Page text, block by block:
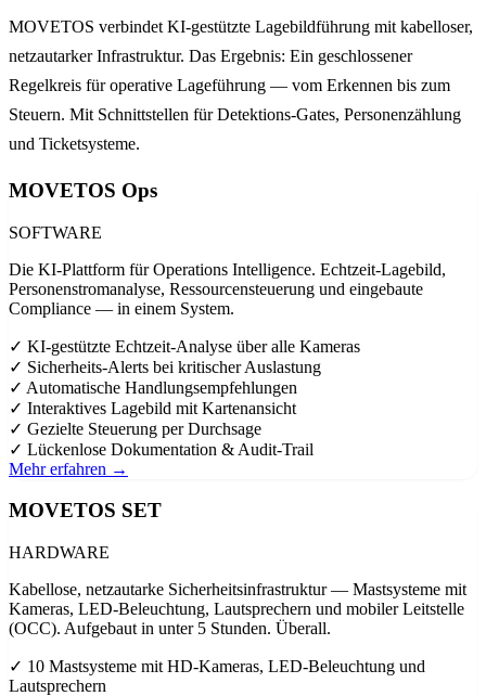
MOVETOS verbindet KI-gestützte Lagebildführung mit kabelloser,
netzautarker Infrastruktur. Das Ergebnis: Ein geschlossener
Regelkreis für operative Lageführung — vom Erkennen bis zum
Steuern. Mit Schnittstellen für Detektions-Gates, Personenzählung
und Ticketsysteme.
MOVETOS Ops
SOFTWARE
Die KI-Plattform für Operations Intelligence. Echtzeit-Lagebild,
Personenstromanalyse, Ressourcensteuerung und eingebaute
Compliance — in einem System.
✓ KI-gestützte Echtzeit-Analyse über alle Kameras
✓ Sicherheits-Alerts bei kritischer Auslastung
✓ Automatische Handlungsempfehlungen
✓ Interaktives Lagebild mit Kartenansicht
✓ Gezielte Steuerung per Durchsage
✓ Lückenlose Dokumentation & Audit-Trail
Mehr erfahren →
MOVETOS SET
HARDWARE
Kabellose, netzautarke Sicherheitsinfrastruktur — Mastsysteme mit
Kameras, LED-Beleuchtung, Lautsprechern und mobiler Leitstelle
(OCC). Aufgebaut in unter 5 Stunden. Überall.
✓ 10 Mastsysteme mit HD-Kameras, LED-Beleuchtung und
Lautsprechern